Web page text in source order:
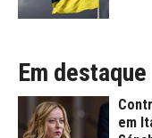
Em destaque
em